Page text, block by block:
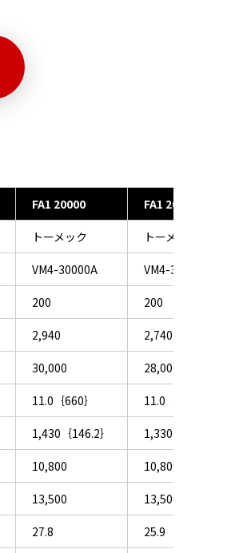
FA1 20000 FA1 20000
トーメック トーメック
VM4-30000A VM4-30000A
200 200
2,940 2,740
30,000 28,000
11.0｛660｝ 11.0｛660｝
1,430｛146.2｝ 1,330｛136.4｝
10,800 10,800
13,500 13,500
27.8 25.9